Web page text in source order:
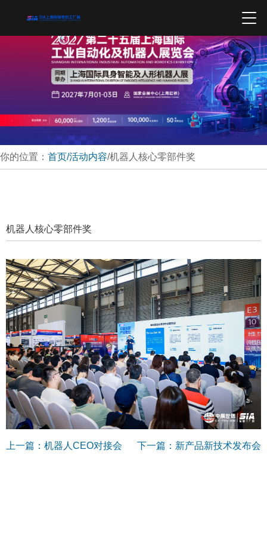
你的位置： 首页/活动内容/机器人核心零部件奖
机器人核心零部件奖
上一篇：机器人CEO对接会 下一篇：新产品新技术发布会